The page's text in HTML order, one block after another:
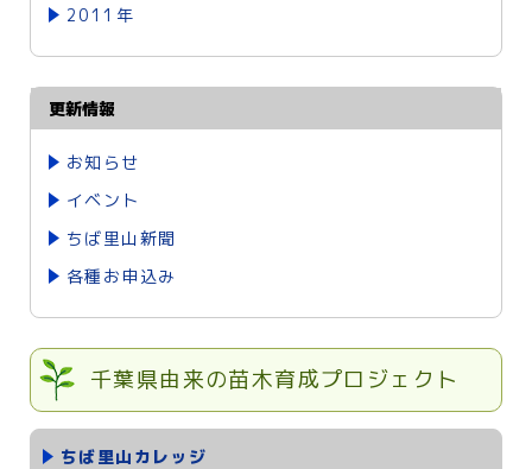
2011年
更新情報
お知らせ
イベント
ちば里山新聞
各種お申込み
千葉県由来の苗木育成プロジェクト
ちば里山カレッジ